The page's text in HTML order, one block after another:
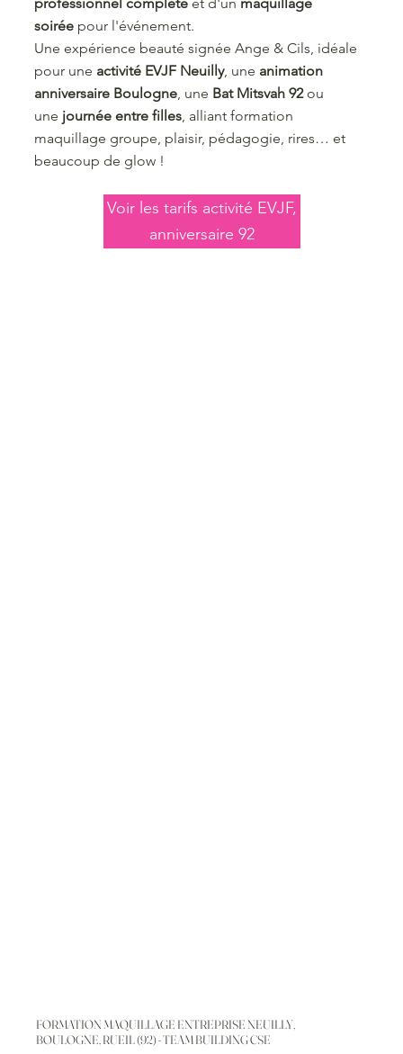
professionnel complèteet d'un maquillage
soirée pour l'événement.
Une expérience beauté signée Ange & Cils, idéale
pour une activité EVJF Neuilly, une animation
anniversaire Boulogne, une Bat Mitsvah 92ou
une journée entre filles, alliant formation
maquillage groupe, plaisir, pédagogie, rires… et
beaucoup de glow !
Voir les tarifs activité EVJF,
anniversaire 92
FORMATION MAQUILLAGE ENTREPRISE NEUILLY,
BOULOGNE, RUEIL (92) - TEAM BUILDING CSE